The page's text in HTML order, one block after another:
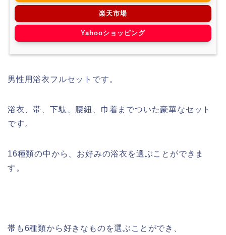
楽天市場
Yahooショッピング
男性用浴衣フルセットです。
浴衣、帯、下駄、腰紐、巾着までついた豪華なセット
です。
16種類の中から、お好みの浴衣を選ぶことができま
す。
帯も6種類から好きなものを選ぶことができ、